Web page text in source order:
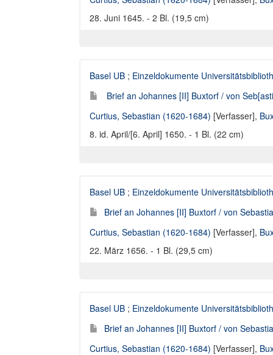
28. Juni 1645. - 2 Bl. (19,5 cm)
Basel UB ; Einzeldokumente
Brief an Johannes [II] Buxtorf / von
Curtius, Sebastian (1620-1684) [Verfasser],
8. id. April/[6. April] 1650. - 1 Bl. (22 cm)
Basel UB ; Einzeldokumente
Brief an Johannes [II] Buxtorf / von
Curtius, Sebastian (1620-1684) [Verfasser],
22. März 1656. - 1 Bl. (29,5 cm)
Basel UB ; Einzeldokumente
Brief an Johannes [II] Buxtorf / von
Curtius, Sebastian (1620-1684) [Verfasser],